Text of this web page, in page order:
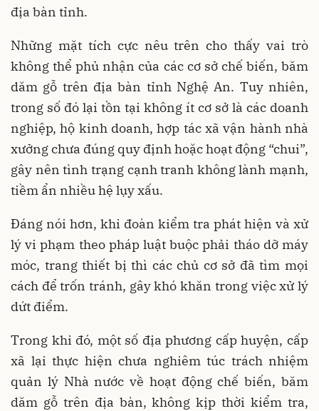
địa bàn tỉnh.
Những mặt tích cực nêu trên cho thấy vai trò
không thể phủ nhận của các cơ sở chế biến, băm
dăm gỗ trên địa bàn tỉnh Nghệ An. Tuy nhiên,
trong số đó lại tồn tại không ít cơ sở là các doanh
nghiệp, hộ kinh doanh, hợp tác xã vận hành nhà
xưởng chưa đúng quy định hoặc hoạt động “chui”,
gây nên tình trạng cạnh tranh không lành mạnh,
tiềm ẩn nhiều hệ lụy xấu.
Đáng nói hơn, khi đoàn kiểm tra phát hiện và xử
lý vi phạm theo pháp luật buộc phải tháo dỡ máy
móc, trang thiết bị thì các chủ cơ sở đã tìm mọi
cách để trốn tránh, gây khó khăn trong việc xử lý
dứt điểm.
Trong khi đó, một số địa phương cấp huyện, cấp
xã lại thực hiện chưa nghiêm túc trách nhiệm
quản lý Nhà nước về hoạt động chế biến, băm
dăm gỗ trên địa bàn, không kịp thời kiểm tra,